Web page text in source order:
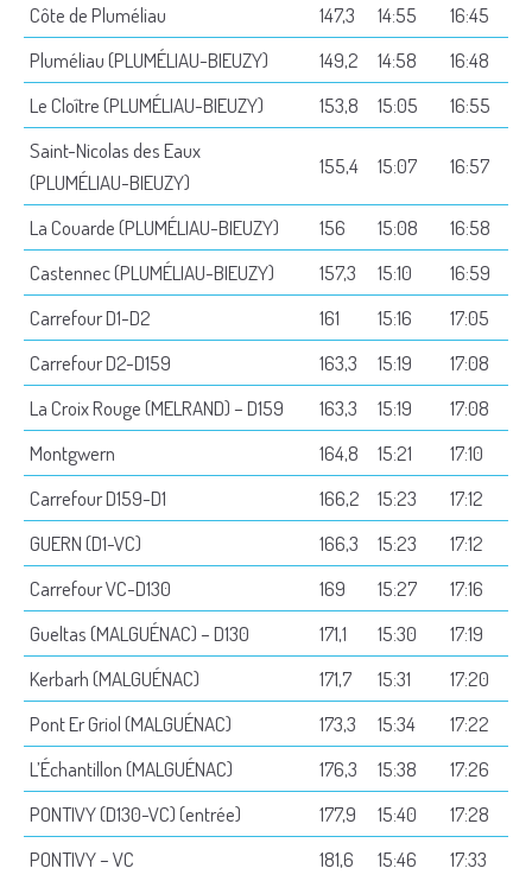
Côte de Pluméliau
147,3 14:55
16:45
Pluméliau (PLUMÉLIAU-BIEUZY)
149,2 14:58
16:48
Le Cloître (PLUMÉLIAU-BIEUZY)
153,8 15:05
16:55
Saint-Nicolas des Eaux
(PLUMÉLIAU-BIEUZY)
155,4 15:07 16:57
La Couarde (PLUMÉLIAU-BIEUZY) 156 15:08
16:58
Castennec (PLUMÉLIAU-BIEUZY)
157,3 15:10
16:59
Carrefour D1-D2
161 15:16
17:05
Carrefour D2-D159
163,3 15:19
17:08
La Croix Rouge (MELRAND) – D159
163,3 15:19
17:08
Montgwern
164,8 15:21
17:10
Carrefour D159-D1
166,2 15:23
17:12
GUERN (D1-VC)
166,3 15:23
17:12
Carrefour VC-D130
169 15:27
17:16
Gueltas (MALGUÉNAC) – D130
171,1 15:30
17:19
Kerbarh (MALGUÉNAC)
171,7 15:31
17:20
Pont Er Griol (MALGUÉNAC)
173,3 15:34
17:22
L’Échantillon (MALGUÉNAC)
176,3 15:38
17:26
PONTIVY (D130-VC) (entrée)
177,9 15:40
17:28
PONTIVY – VC
181,6 15:46 17:33